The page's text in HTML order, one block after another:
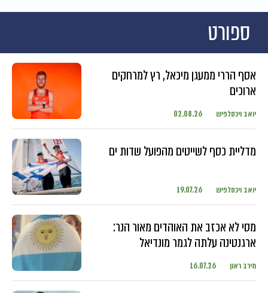
ספורט
אסף הררי ממעגן מיכאל, רץ למרחקים
ארוכים
יואב ויכסלפיש 02.08.26
מדליית כסף לשייטים מהפועל שדות ים
יואב ויכסלפיש 19.07.26
מסי לא אכזב את האוהדים מאור הנר:
ארגנטינה עלתה לגמר מונדיאל
מירב ראון 16.07.26